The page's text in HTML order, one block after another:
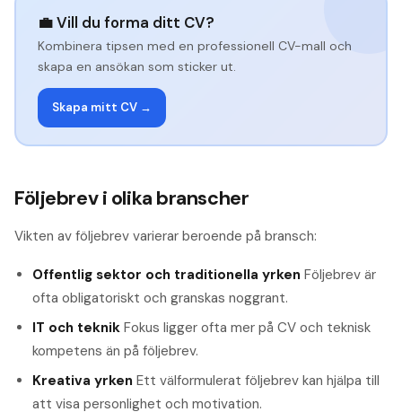
💼 Vill du forma ditt CV?
Kombinera tipsen med en professionell CV-mall och
skapa en ansökan som sticker ut.
Skapa mitt CV →
Följebrev i olika branscher
Vikten av följebrev varierar beroende på bransch:
Offentlig sektor och traditionella yrken Följebrev är
ofta obligatoriskt och granskas noggrant.
IT och teknik Fokus ligger ofta mer på CV och teknisk
kompetens än på följebrev.
Kreativa yrken Ett välformulerat följebrev kan hjälpa till
att visa personlighet och motivation.